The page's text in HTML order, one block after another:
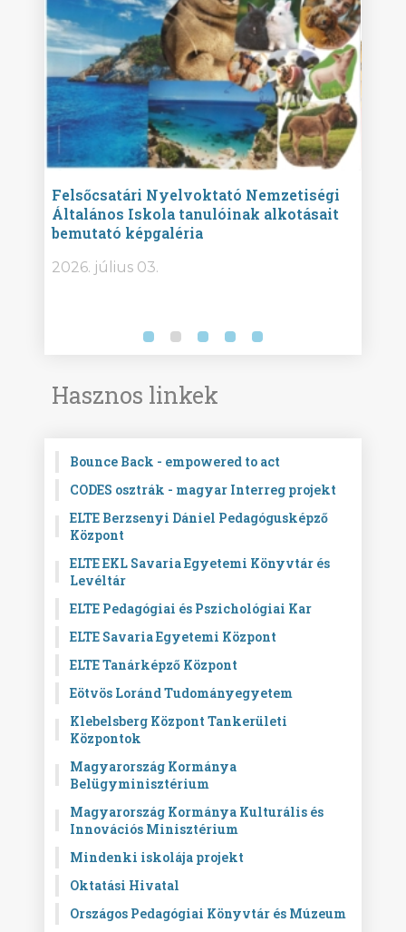
Felsőcsatári Nyelvoktató Nemzetiségi
Általános Iskola tanulóinak alkotásait
bemutató képgaléria
2026. július 03.
Hasznos linkek
Bounce Back - empowered to act
CODES osztrák - magyar Interreg projekt
ELTE Berzsenyi Dániel Pedagógusképző
Központ
ELTE EKL Savaria Egyetemi Könyvtár és
Levéltár
ELTE Pedagógiai és Pszichológiai Kar
ELTE Savaria Egyetemi Központ
ELTE Tanárképző Központ
Eötvös Loránd Tudományegyetem
Klebelsberg Központ Tankerületi
Központok
Magyarország Kormánya
Belügyminisztérium
Magyarország Kormánya Kulturális és
Innovációs Minisztérium
Mindenki iskolája projekt
Oktatási Hivatal
Országos Pedagógiai Könyvtár és Múzeum